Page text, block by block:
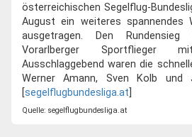
österreichischen Segelflug-
August ein weiteres spannendes
ausgetragen. Den
Vorarlberger Sportflieger
Ausschlaggebend waren die
Werner Amann, Sven Kolb und
[segelflugbundesliga.at
Quelle: segelflugbundesliga.at